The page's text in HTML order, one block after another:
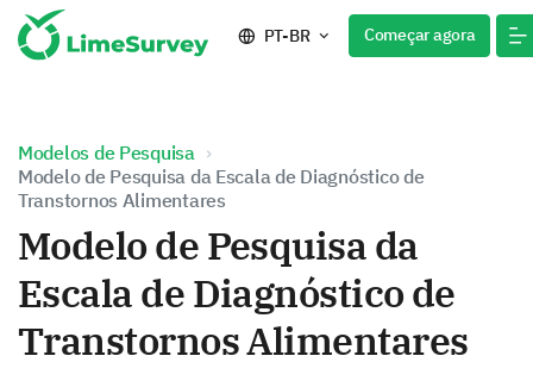
PT-BR Começar agora
Modelos de Pesquisa
Modelo de Pesquisa da Escala de Diagnóstico de
Transtornos Alimentares
Modelo de Pesquisa da
Escala de Diagnóstico de
Transtornos Alimentares